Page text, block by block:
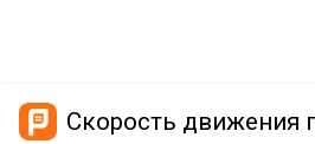
Скорость движения